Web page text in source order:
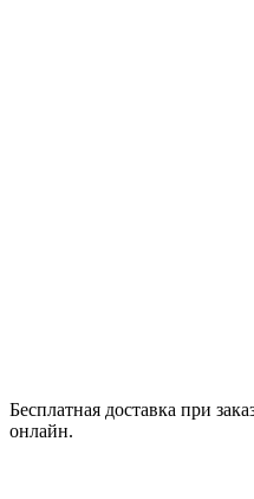
Бесплатная доставка при
онлайн.